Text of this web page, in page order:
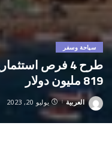
سياحة وسفر
طرح 4 فرص
819 مليون دولار
Posted
by
العربية يوليو 20, 2023